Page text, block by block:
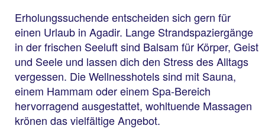
Erholungssuchende entscheiden sich gern für
einen Urlaub in Agadir. Lange Strandspaziergänge
in der frischen Seeluft sind Balsam für Körper, Geist
und Seele und lassen dich den Stress des Alltags
vergessen. Die Wellnesshotels sind mit Sauna,
einem Hammam oder einem Spa-Bereich
hervorragend ausgestattet, wohltuende Massagen
krönen das vielfältige Angebot.